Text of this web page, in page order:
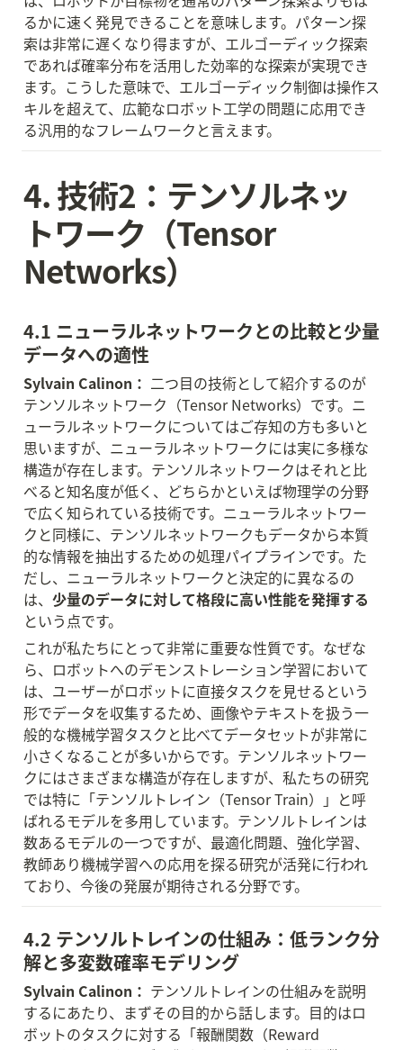
るかに速く発見できることを意味します。パターン探
索は非常に遅くなり得ますが、エルゴーディック探索
であれば確率分布を活用した効率的な探索が実現でき
ます。こうした意味で、エルゴーディック制御は操作ス
キルを超えて、広範なロボット工学の問題に応用でき
る汎用的なフレームワークと言えます。
4. 技術2：テンソルネッ
トワーク（Tensor
Networks）
4.1 ニューラルネットワークとの比較と少量
データへの適性
Sylvain Calinon： 二つ目の技術として紹介するのが
テンソルネットワーク（Tensor Networks）です。ニ
ューラルネットワークについてはご存知の方も多いと
思いますが、ニューラルネットワークには実に多様な
構造が存在します。テンソルネットワークはそれと比
べると知名度が低く、どちらかといえば物理学の分野
で広く知られている技術です。ニューラルネットワー
クと同様に、テンソルネットワークもデータから本質
的な情報を抽出するための処理パイプラインです。た
だし、ニューラルネットワークと決定的に異なるの
は、 少量のデータに対して格段に高い性能を発揮する
という点です。
これが私たちにとって非常に重要な性質です。なぜな
ら、ロボットへのデモンストレーション学習において
は、ユーザーがロボットに直接タスクを見せるという
形でデータを収集するため、画像やテキストを扱う一
般的な機械学習タスクと比べてデータセットが非常に
小さくなることが多いからです。テンソルネットワー
クにはさまざまな構造が存在しますが、私たちの研究
では特に「テンソルトレイン（Tensor Train）」と呼
ばれるモデルを多用しています。テンソルトレインは
数あるモデルの一つですが、最適化問題、強化学習、
教師あり機械学習への応用を探る研究が活発に行われ
ており、今後の発展が期待される分野です。
4.2 テンソルトレインの仕組み：低ランク分
解と多変数確率モデリング
Sylvain Calinon： テンソルトレインの仕組みを説明
するにあたり、まずその目的から話します。目的はロ
ボットのタスクに対する「報酬関数（Reward